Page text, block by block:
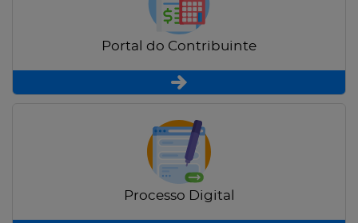
Portal do Contribuinte
Processo Digital